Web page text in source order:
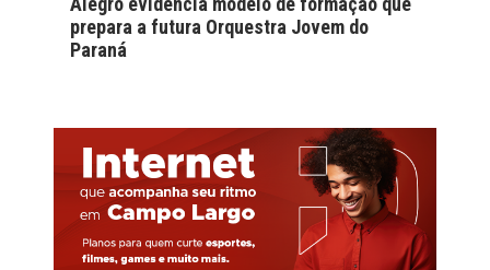
prepara a futura Orquestra Jovem do
Paraná